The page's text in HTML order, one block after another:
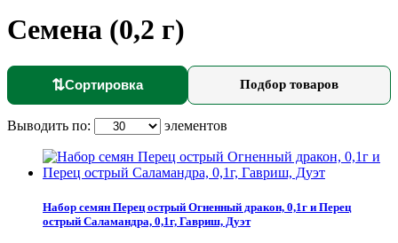
Семена (0,2 г)
⇅Сортировка Подбор товаров
Выводить по: элементов
Набор семян Перец острый Огненный дракон, 0,1г и Перец
острый Саламандра, 0,1г, Гавриш, Дуэт